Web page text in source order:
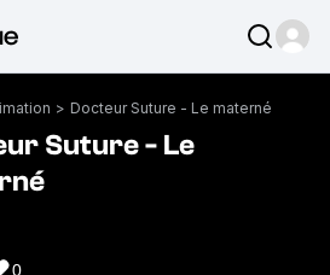
> Docteur Suture - Le materné
Suture - Le
0